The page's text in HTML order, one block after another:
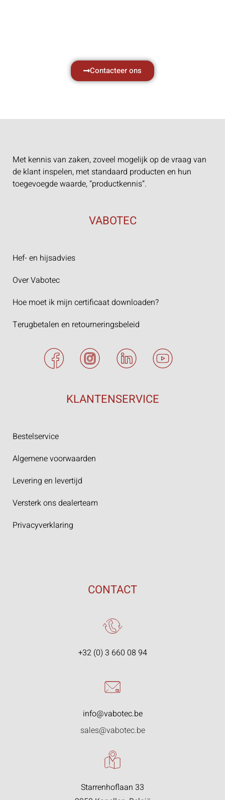
Contacteer ons
Met kennis van zaken, zoveel mogelijk op de vraag van
de klant inspelen, met standaard producten en hun
toegevoegde waarde, “productkennis”.
VABOTEC
Hef- en hijsadvies
Over Vabotec
Hoe moet ik mijn certificaat downloaden?
Terugbetalen en retourneringsbeleid
KLANTENSERVICE
Bestelservice
Algemene voorwaarden
Levering en levertijd
Versterk ons dealerteam
Privacyverklaring
CONTACT
+32 (0) 3 660 08 94
info@vabotec.be
sales@vabotec.be
Starrenhoflaan 33